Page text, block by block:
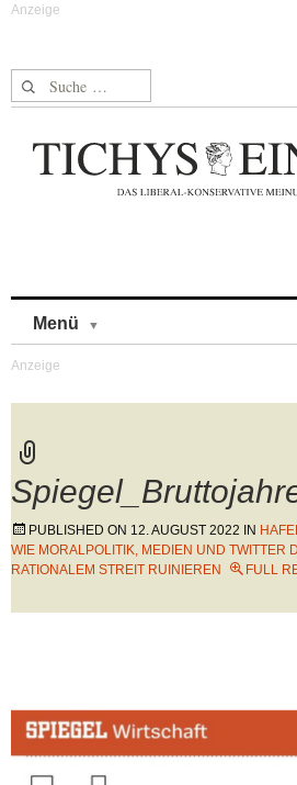
Suche nach:
Menü
PUBLISHED ON 12. AUGUST 2022 IN
WIE MORALPOLITIK, MEDIEN UND TWITTER
RATIONALEM STREIT RUINIEREN
FULL